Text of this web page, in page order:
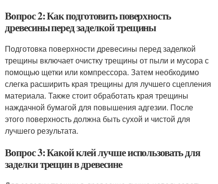
Вопрос 2: Как подготовить поверхность
древесины перед заделкой трещины
Подготовка поверхности древесины перед заделкой
трещины включает очистку трещины от пыли и мусора с
помощью щетки или компрессора. Затем необходимо
слегка расширить края трещины для лучшего сцепления
материала. Также стоит обработать края трещины
наждачной бумагой для повышения адгезии. После
этого поверхность должна быть сухой и чистой для
лучшего результата.
Вопрос 3: Какой клей лучше использовать для
заделки трещин в древесине